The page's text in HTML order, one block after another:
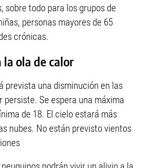
sobre todo para los grupos de
personas mayores de 65
crónicas.
ola de calor
prevista una disminución en las
Se espera una máxima
de 18. El cielo estará más
nubes. No están previsto vientos